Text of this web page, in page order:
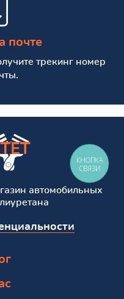
почте
трекинг номер
автомобильных
КНОПКА
СВЯЗИ